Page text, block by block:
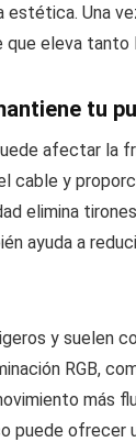
Una
eleva
tu
afectar la
cable y
elimina
ayuda a
y suelen
RGB,
más
ofrecer